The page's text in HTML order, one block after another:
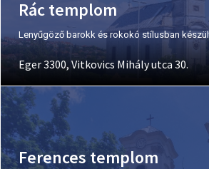
Rác templom
Lenyűgöző barokk és rokokó stílusban
Eger 3300, Vitkovics Mihály utca 30.
Ferences templom